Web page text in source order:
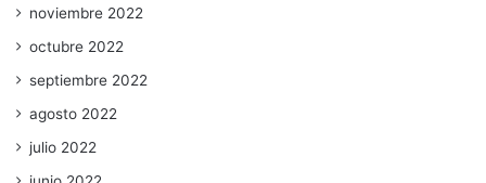
noviembre 2022
octubre 2022
septiembre 2022
agosto 2022
julio 2022